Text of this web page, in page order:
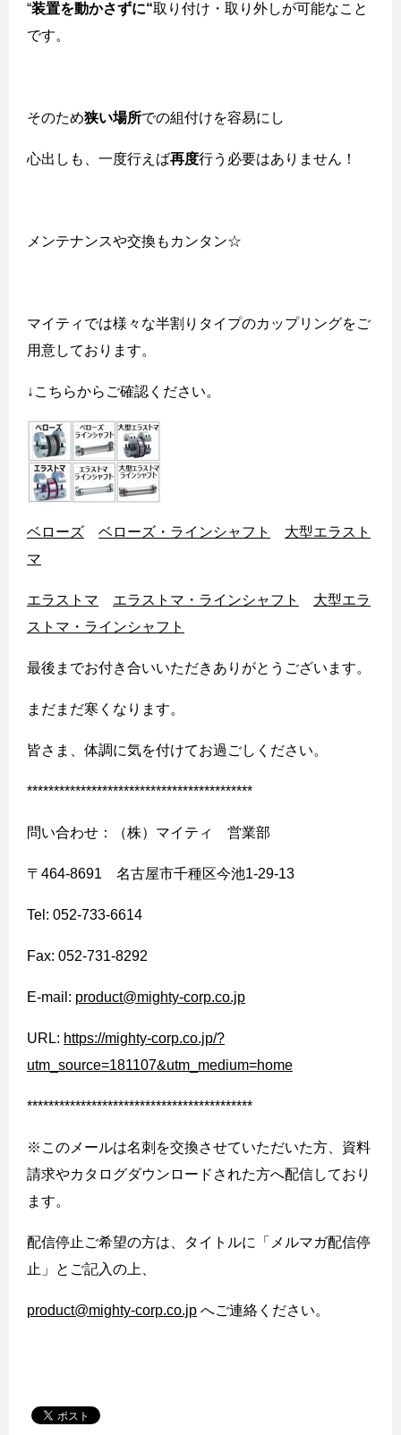
“装置を動かさずに“取り付け・取り外しが可能なこと
です。
そのため狭い場所での組付けを容易にし
心出しも、一度行えば再度行う必要はありません！
メンテナンスや交換もカンタン☆
マイティでは様々な半割りタイプのカップリングをご
用意しております。
↓こちらからご確認ください。
ベローズ ベローズ・ラインシャフト
大型エラスト
マ
エラストマ エラストマ・ラインシャフト
大型エラ
ストマ・ラインシャフト
最後までお付き合いいただきありがとうございます。
まだまだ寒くなります。
皆さま、体調に気を付けてお過ごしください。
******************************************
問い合わせ：（株）マイティ 営業部
〒 464-8691 名古屋市千種区今池1-29-13
Tel: 052-733-6614
Fax: 052-731-8292
E-mail: product@mighty-corp.co.jp
URL: https://mighty-corp.co.jp/?
utm_source=181107&utm_medium=home
******************************************
※このメールは名刺を交換させていただいた方、資料
請求やカタログダウンロードされた方へ配信しており
ます。
配信停止ご希望の方は、タイトルに「メルマガ配信停
止」とご記入の上、
product@mighty-corp.co.jp へご連絡ください。